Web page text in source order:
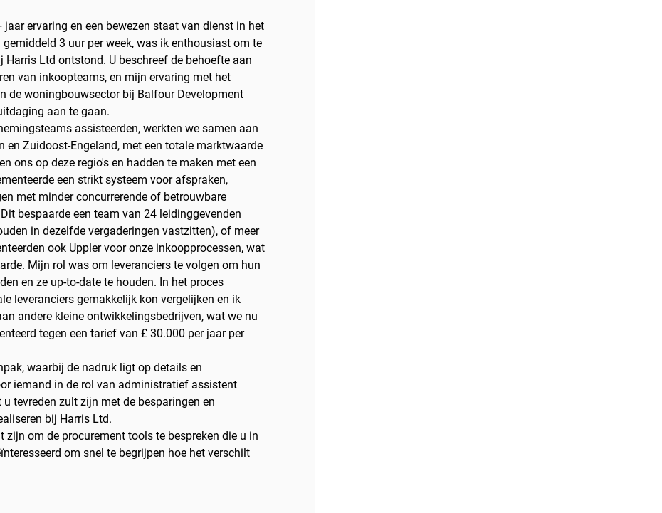
ervaring en een bewezen staat van dienst in het
3 uur per week, was ik enthousiast om te
Ltd ontstond. U beschreef de behoefte aan
van inkoopteams, en mijn ervaring met het
de woningbouwsector bij Balfour Development
aan te gaan.
assisteerden, werkten we samen aan
en Zuidoost-Engeland, met een totale marktwaarde
ons op deze regio's en hadden te maken met een
een strikt systeem voor afspraken,
met minder concurrerende of betrouwbare
bespaarde een team van 24 leidinggevenden
in dezelfde vergaderingen vastzitten), of meer
ook Uppler voor onze inkoopprocessen, wat
Mijn rol was om leveranciers te volgen om hun
en ze up-to-date te houden. In het proces
leveranciers gemakkelijk kon vergelijken en ik
andere kleine ontwikkelingsbedrijven, wat we nu
tegen een tarief van £ 30.000 per jaar per
waarbij de nadruk ligt op details en
iemand in de rol van administratief assistent
tevreden zult zijn met de besparingen en
bij Harris Ltd.
zijn om de procurement tools te bespreken die u in
om snel te begrijpen hoe het verschilt